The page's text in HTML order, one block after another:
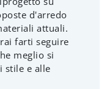
d'arredo
attuali.
farti seguire
meglio si
stile e alle